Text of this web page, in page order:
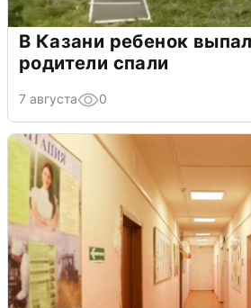
В Казани ребенок
родители спали
7 августа 0